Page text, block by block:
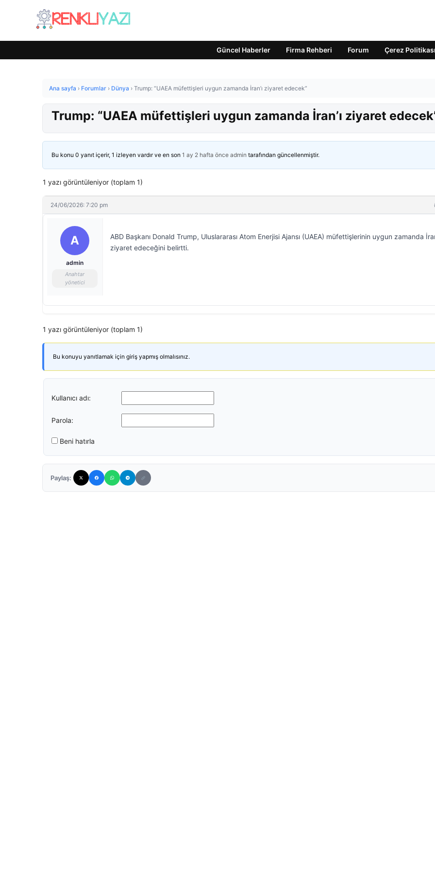
Güncel Haberler Firma Rehberi Forum Çerez Politikası
Ana sayfa › Forumlar › Dünya › Trump: “UAEA müfettişleri uygun zamanda İran’ı ziyaret edecek”
Trump: “UAEA müfettişleri uygun zamanda İran’ı ziyaret
Bu konu 0 yanıt içerir, 1 izleyen vardır ve en son 1 ay 2 hafta önce admin tarafından güncellenmiştir.
1 yazı görüntüleniyor (toplam 1)
24/06/2026: 7:20 pm
A
admin
Anahtar
yönetici
ABD Başkanı Donald Trump, Uluslararası Atom Enerjisi Ajansı (UAEA) müfettişlerinin uygun zamanda
ziyaret edeceğini belirtti.
1 yazı görüntüleniyor (toplam 1)
Bu konuyu yanıtlamak için giriş yapmış olmalısınız.
Kullanıcı adı:
Parola:
Beni hatırla
Paylaş: